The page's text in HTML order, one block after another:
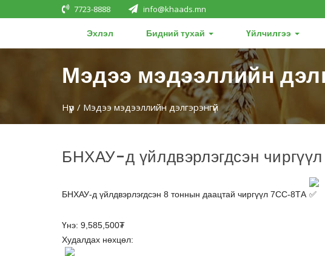
7723-8888 info@khaads.mn
Эхлэл Бидний тухай Үйлчилгээ
Мэдээ мэдээллийн
Нүүр / Мэдээ мэдээллийн дэлгэрэнгүй
БНХАУ-д үйлдвэрлэгдсэн
БНХАУ-д үйлдвэрлэгдсэн 8 тоннын даацтай чиргүүл 7СС-8ТА
Үнэ: 9,585,500₮
Худалдах нөхцөл: